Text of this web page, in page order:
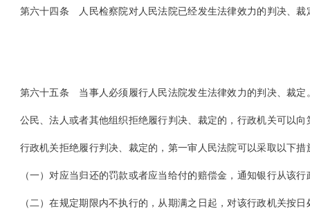
第六十四条 人民检察院对人民法院已经发生法律效力的判决、
第六十五条 当事人必须履行人民法院发生法律效力的判决、裁定
公民、法人或者其他组织拒绝履行判决、裁定的，行政机关可以向
行政机关拒绝履行判决、裁定的，第一审人民法院可以采取以下措
（一）对应当归还的罚款或者应当给付的赔偿金，通知银行从该行
（二）在规定期限内不执行的，从期满之日起，对该行政机关按日